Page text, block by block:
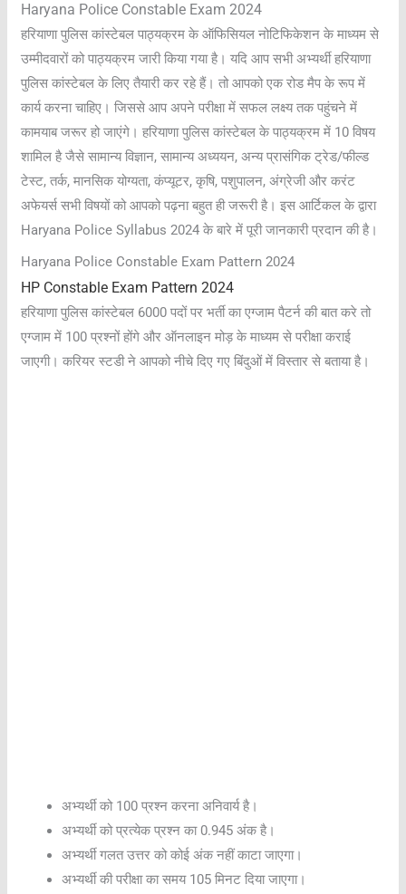
Haryana Police Constable Exam 2024
हरियाणा पुलिस कांस्टेबल पाठ्यक्रम के ऑफिसियल नोटिफिकेशन के माध्यम से
उम्मीदवारों को पाठ्यक्रम जारी किया गया है। यदि आप सभी अभ्यर्थी हरियाणा
पुलिस कांस्टेबल के लिए तैयारी कर रहे हैं। तो आपको एक रोड मैप के रूप में
कार्य करना चाहिए। जिससे आप अपने परीक्षा में सफल लक्ष्य तक पहुंचने में
कामयाब जरूर हो जाएंगे। हरियाणा पुलिस कांस्टेबल के पाठ्यक्रम में 10 विषय
शामिल है जैसे सामान्य विज्ञान, सामान्य अध्ययन, अन्य प्रासंगिक ट्रेड/फील्ड
टेस्ट, तर्क, मानसिक योग्यता, कंप्यूटर, कृषि, पशुपालन, अंग्रेजी और करंट
अफेयर्स सभी विषयों को आपको पढ़ना बहुत ही जरूरी है। इस आर्टिकल के द्वारा
Haryana Police Syllabus 2024 के बारे में पूरी जानकारी प्रदान की है।
Haryana Police Constable Exam Pattern 2024
HP Constable Exam Pattern 2024
हरियाणा पुलिस कांस्टेबल 6000 पदों पर भर्ती का एग्जाम पैटर्न की बात करे तो
एग्जाम में 100 प्रश्नों होंगे और ऑनलाइन मोड़ के माध्यम से परीक्षा कराई
जाएगी। करियर स्टडी ने आपको नीचे दिए गए बिंदुओं में विस्तार से बताया है।
अभ्यर्थी को 100 प्रश्न करना अनिवार्य है।
अभ्यर्थी को प्रत्येक प्रश्न का 0.945 अंक है।
अभ्यर्थी गलत उत्तर को कोई अंक नहीं काटा जाएगा।
अभ्यर्थी की परीक्षा का समय 105 मिनट दिया जाएगा।